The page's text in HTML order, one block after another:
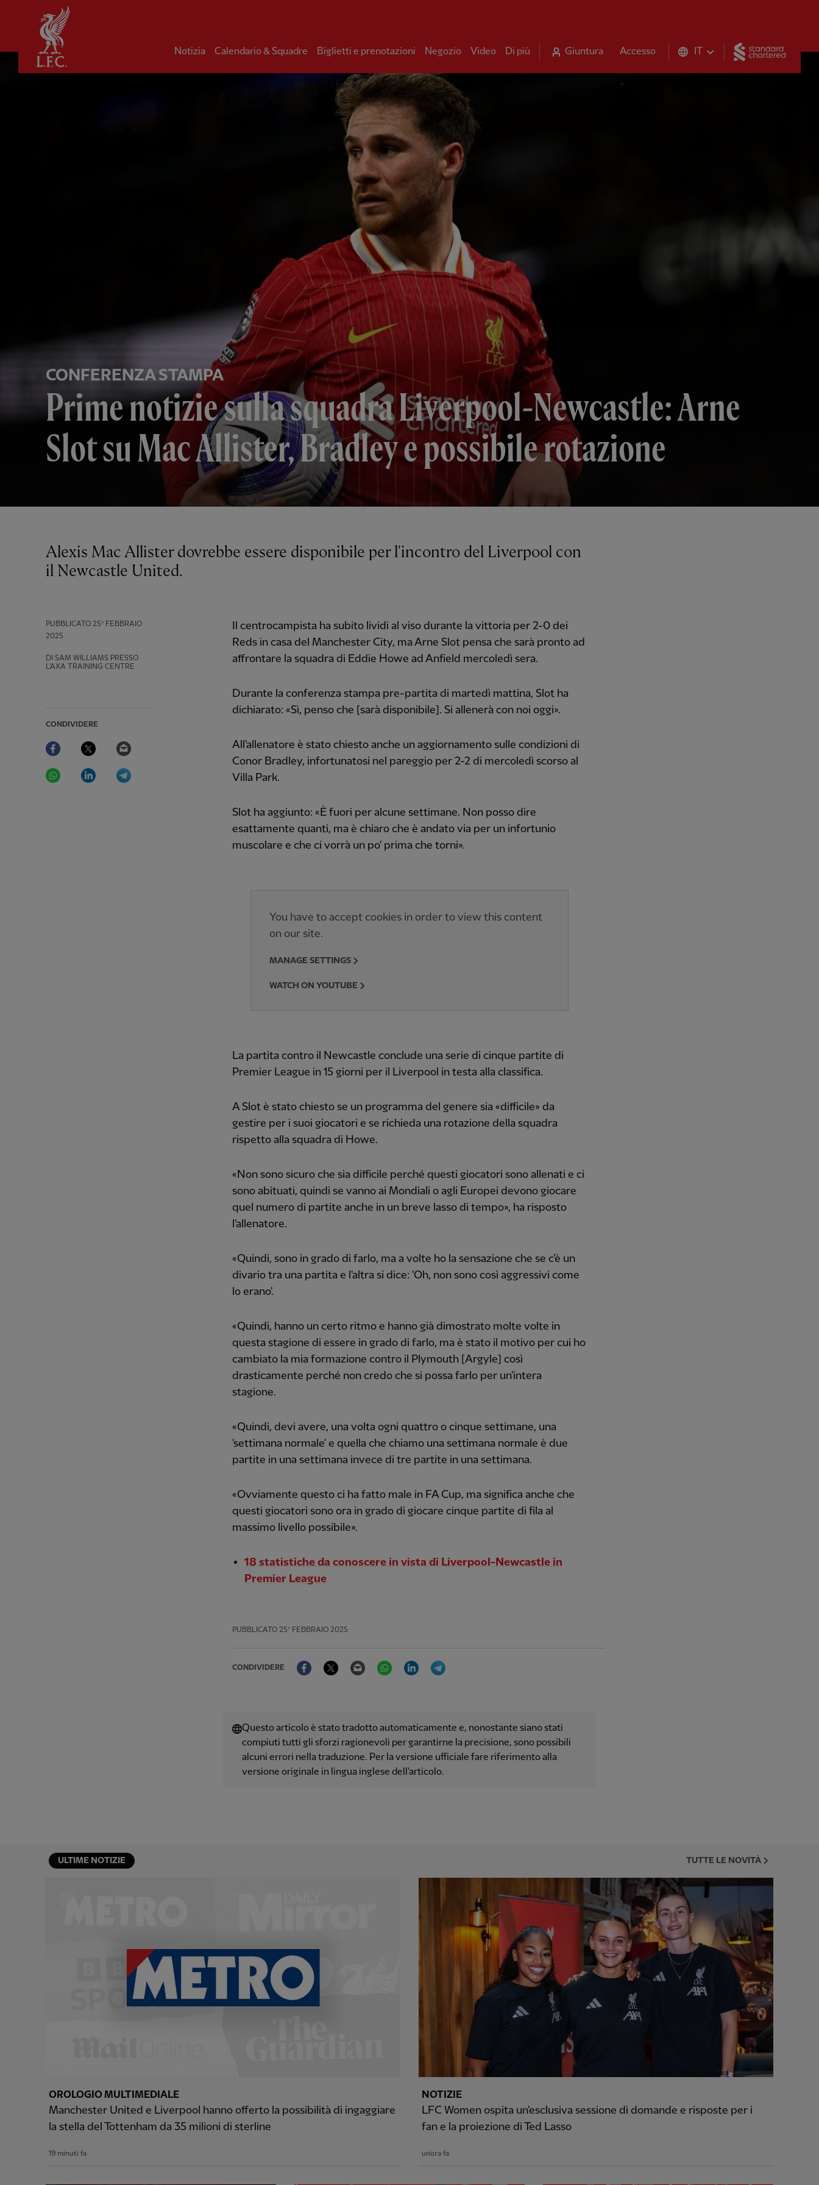
Notizia Calendario & Squadre Biglietti e prenotazioni Negozio Video Di più Giuntura Accesso IT
CONFERENZA STAMPA
Prime notizie sulla squadra Liverpool-Newcastle: Arne
Slot su Mac Allister, Bradley e possibile rotazione
PUBBLICATO 25º FEBBRAIO
2025
DI SAM WILLIAMS PRESSO
L'AXA TRAINING CENTRE
CONDIVIDERE
Facebook Twitter
WhatsAppLinkedIn
Alexis Mac Allister dovrebbe essere disponibile per l'incontro del Liverpool con
il Newcastle United.
Il centrocampista ha subito lividi al viso durante la vittoria per 2-0 dei
Reds in casa del Manchester City, ma Arne Slot pensa che sarà pronto ad
affrontare la squadra di Eddie Howe ad Anfield mercoledì sera.
Durante la conferenza stampa pre-partita di martedì mattina, Slot ha
dichiarato: «Sì, penso che [sarà disponibile]. Si allenerà con noi oggi».
All'allenatore è stato chiesto anche un aggiornamento sulle condizioni di
Conor Bradley, infortunatosi nel pareggio per 2-2 di mercoledì scorso al
Villa Park.
Slot ha aggiunto: «È fuori per alcune settimane. Non posso dire
esattamente quanti, ma è chiaro che è andato via per un infortunio
muscolare e che ci vorrà un po' prima che torni».
You have to accept cookies in order to view this content
on our site.
MANAGE SETTINGS
WATCH ON YOUTUBE
La partita contro il Newcastle conclude una serie di cinque partite di
Premier League in 15 giorni per il Liverpool in testa alla classifica.
A Slot è stato chiesto se un programma del genere sia «difficile» da
gestire per i suoi giocatori e se richieda una rotazione della squadra
rispetto alla squadra di Howe.
«Non sono sicuro che sia difficile perché questi giocatori sono allenati e ci
sono abituati, quindi se vanno ai Mondiali o agli Europei devono giocare
quel numero di partite anche in un breve lasso di tempo», ha risposto
l'allenatore.
«Quindi, sono in grado di farlo, ma a volte ho la sensazione che se c'è un
divario tra una partita e l'altra si dice: 'Oh, non sono così aggressivi come
lo erano'.
«Quindi, hanno un certo ritmo e hanno già dimostrato molte volte in
questa stagione di essere in grado di farlo, ma è stato il motivo per cui ho
cambiato la mia formazione contro il Plymouth [Argyle] così
drasticamente perché non credo che si possa farlo per un'intera
stagione.
«Quindi, devi avere, una volta ogni quattro o cinque settimane, una
'settimana normale' e quella che chiamo una settimana normale è due
partite in una settimana invece di tre partite in una settimana.
«Ovviamente questo ci ha fatto male in FA Cup, ma significa anche che
questi giocatori sono ora in grado di giocare cinque partite di fila al
massimo livello possibile».
18 statistiche da conoscere in vista di Liverpool-Newcastle in
Premier League
PUBBLICATO 25º FEBBRAIO 2025
CONDIVIDERE
FacebookTwitter Email WhatsAppLinkedIn
Questo articolo è stato tradotto automaticamente e, nonostante siano stati
compiuti tutti gli sforzi ragionevoli per garantirne la precisione, sono possibili
alcuni errori nella traduzione. Per la versione ufficiale fare riferimento alla
versione originale in lingua inglese dell'articolo.
ULTIME NOTIZIE TUTTE LE NOVITÀ
OROLOGIO MULTIMEDIALE
Manchester United e Liverpool hanno offerto la possibilità di ingaggiare
la stella del Tottenham da 35 milioni di sterline
19 minuti fa
NOTIZIE
LFC Women ospita un'esclusiva sessione di domande e risposte per i
fan e la proiezione di Ted Lasso
un'ora fa